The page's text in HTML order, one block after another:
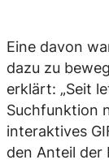
Eine davon
dazu zu
erklärt: „Seit
Suchfunktion
interaktives
den Anteil der